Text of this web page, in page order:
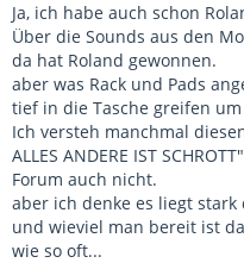
Ja, ich habe auch schon
Über die Sounds aus den
da hat Roland gewonnen.
aber was Rack und Pads
tief in die Tasche greifen
Ich versteh manchmal
ALLES ANDERE IST
Forum auch nicht.
aber ich denke es liegt
und wieviel man bereit ist
wie so oft...